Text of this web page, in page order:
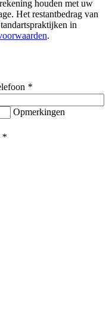
houden met uw
Het restantbedrag van
in
.
*
Opmerkingen
*